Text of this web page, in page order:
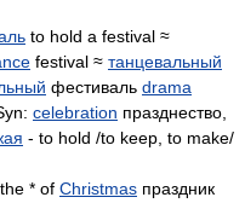
to hold a festival ≈
festival ≈ танцевальный
фестиваль drama
celebration празднество,
- to hold /to keep, to make/
* of Christmas праздник